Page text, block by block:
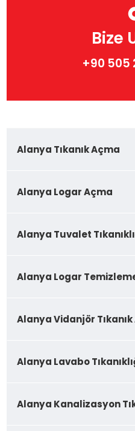
Bize
+90 505
Alanya Tıkanık Açma
Alanya Logar Açma
Alanya Tuvalet
Alanya Logar
Alanya Vidanjör
Alanya Lavabo
Alanya Kanalizasyon